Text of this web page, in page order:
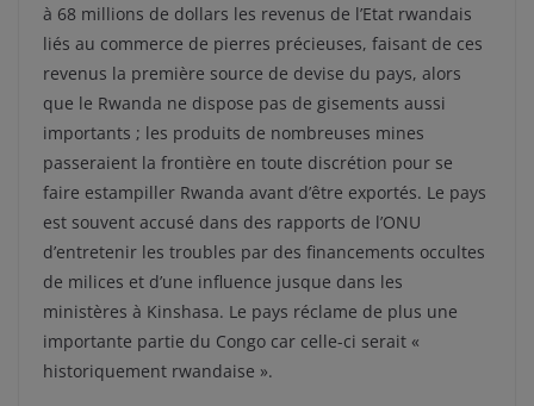
à 68 millions de dollars les revenus de l’Etat rwandais
liés au commerce de pierres précieuses, faisant de ces
revenus la première source de devise du pays, alors
que le Rwanda ne dispose pas de gisements aussi
importants ; les produits de nombreuses mines
passeraient la frontière en toute discrétion pour se
faire estampiller Rwanda avant d’être exportés. Le pays
est souvent accusé dans des rapports de l’ONU
d’entretenir les troubles par des financements occultes
de milices et d’une influence jusque dans les
ministères à Kinshasa. Le pays réclame de plus une
importante partie du Congo car celle-ci serait «
historiquement rwandaise ».